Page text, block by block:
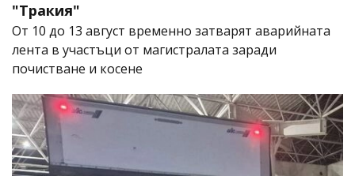
"Тракия"
От 10 до 13 август временно затварят аварийната
лента в участъци от магистралата заради
почистване и косене